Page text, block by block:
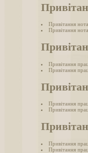
Привітання
Привітання
Привітання
Привітання
Привітання
Привітання
Привітання
Привітання